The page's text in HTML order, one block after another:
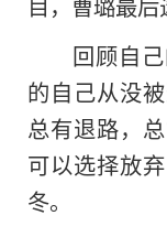
回顾自
的自己从没
总有退路，
可以选择放
冬。